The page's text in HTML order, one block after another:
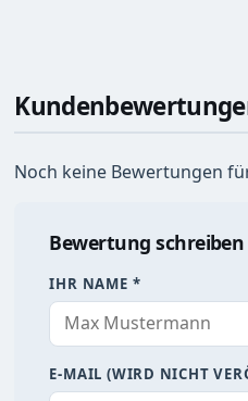
Noch keine Bewertungen
Bewertung schreiben
IHR NAME *
E-MAIL (WIRD NICHT